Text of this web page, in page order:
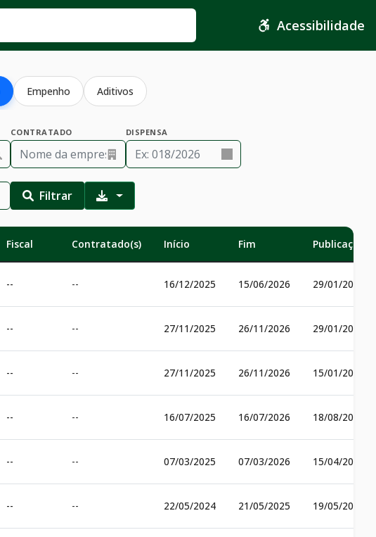
Acessibilidade
Empenho Aditivos
CONTRATADO DISPENSA
Filtrar
Fiscal Contratado(s) Início Fim Publicação
-- -- 16/12/2025 15/06/2026 29/01/2026
-- -- 27/11/2025 26/11/2026 29/01/2026
-- -- 27/11/2025 26/11/2026 15/01/2026
-- -- 16/07/2025 16/07/2026 18/08/2025
-- -- 07/03/2025 07/03/2026 15/04/2025
-- -- 22/05/2024 21/05/2025 19/05/2025